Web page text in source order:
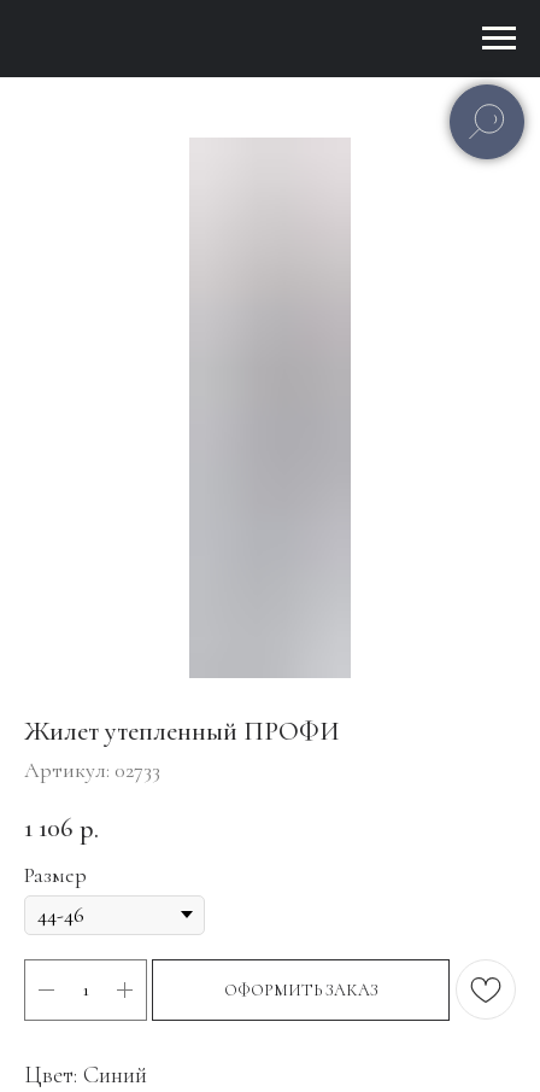
Жилет утепленный ПРОФИ
Артикул: 02733
1 106 р.
Размер
ОФОРМИТЬ ЗАКАЗ
Цвет: Синий